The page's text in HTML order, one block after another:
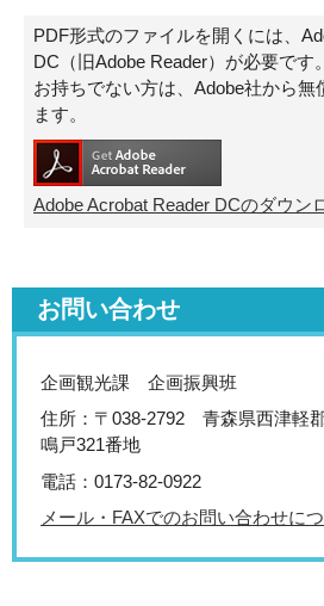
PDF形式のファイルを開くには、
DC（旧Adobe Reader）が必要です。
お持ちでない方は、Adobe社から無
ます。
Adobe Acrobat Reader DCのダウン
お問い合わせ
企画観光課 企画振興班
住所：〒038-2792 青森県西津軽
鳴戸321番地
電話：0173-82-0922
メール・FAXでのお問い合わせに